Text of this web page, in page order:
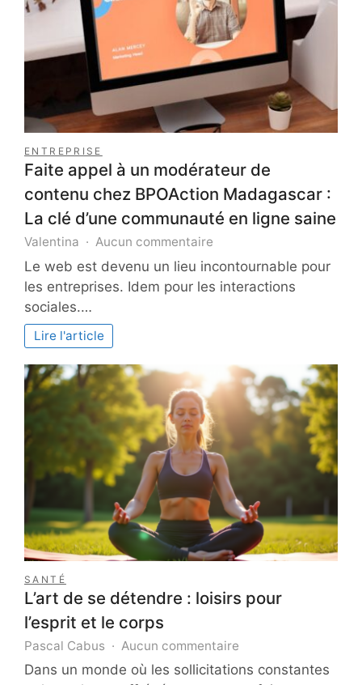
durables
à
tout
âge
ENTREPRISE
Faite appel à un modérateur de
contenu chez BPOAction Madagascar :
La clé d’une communauté en ligne saine
Valentina Aucun commentaire
Faite
appel
à
contenu
chez
BPOAction
Madagascar :
La
clé
d’une
communauté
en
ligne
saine
Le web est devenu un lieu incontournable pour
les entreprises. Idem pour les interactions
sociales.…
Lire l'article
SANTÉ
L’art de se détendre : loisirs pour
l’esprit et le corps
Pascal Cabus Aucun commentaire
de
Dans un monde où les sollicitations constantes